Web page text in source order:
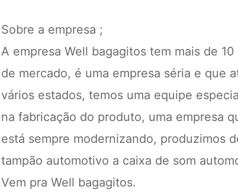
Sobre a empresa ;
A empresa Well bagagitos tem mais de 10
de mercado, é uma empresa séria e que
vários estados, temos uma equipe
na fabricação do produto, uma empresa
está sempre modernizando, produzimos
tampão automotivo a caixa de som
Vem pra Well bagagitos.